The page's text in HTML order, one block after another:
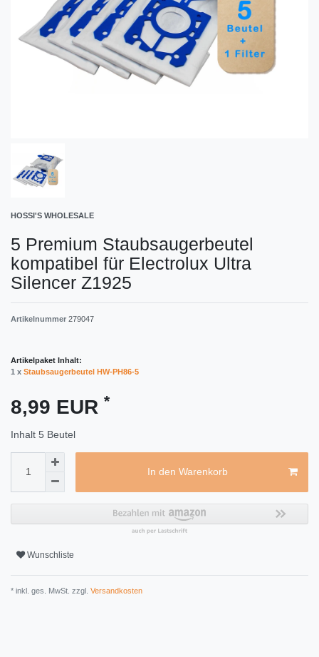
HOSSI'S WHOLESALE
5 Premium Staubsaugerbeutel
kompatibel für Electrolux Ultra
Silencer Z1925
Artikelnummer 279047
Artikelpaket Inhalt:
1 x Staubsaugerbeutel HW-PH86-5
8,99 EUR *
Inhalt 5 Beutel
In den Warenkorb
Wunschliste
* inkl. ges. MwSt. zzgl. Versandkosten